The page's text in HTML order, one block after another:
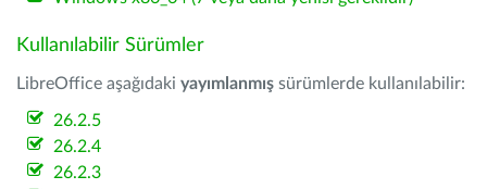
Kullanılabilir Sürümler
LibreOffice aşağıdaki yayımlanmış sürümlerde kullanılabilir:
26.2.5
26.2.4
26.2.3